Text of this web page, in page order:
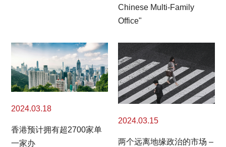
Chinese Multi-Family
Office"
2024.03.18
香港预计拥有超2700家单
一家办
2024.03.15
两个远离地缘政治的市场 –